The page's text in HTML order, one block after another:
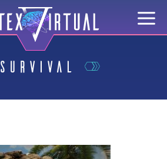
survival